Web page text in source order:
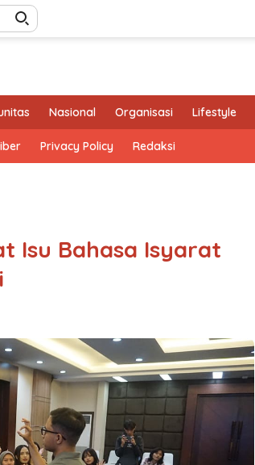
Nasional Organisasi Lifestyle
Privacy Policy Redaksi
Isu Bahasa Isyarat